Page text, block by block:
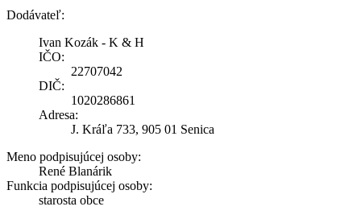
Dodávateľ:
Ivan Kozák - K & H
IČO:
22707042
DIČ:
1020286861
Adresa:
J. Kráľa 733, 905 01 Senica
Meno podpisujúcej osoby:
René Blanárik
Funkcia podpisujúcej osoby:
starosta obce